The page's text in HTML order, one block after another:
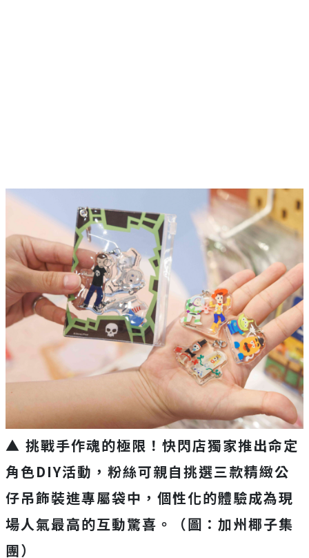
▲ 挑戰手作魂的極限！快閃店獨家推出命定
角色DIY活動，粉絲可親自挑選三款精緻公
仔吊飾裝進專屬袋中，個性化的體驗成為現
場人氣最高的互動驚喜。（圖：加州椰子集
團）